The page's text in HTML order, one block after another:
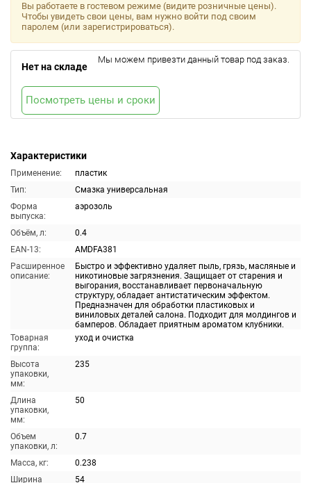
Характеристики
Применение:
пластик
Тип:
Смазка универсальная
Форма
выпуска:
аэрозоль
Объём, л:
0.4
EAN-13:
AMDFA381
Расширенное
описание:
Быстро и эффективно удаляет пыль, грязь, масляные и
никотиновые загрязнения. Защищает от старения и
выгорания, восстанавливает первоначальную
структуру, обладает антистатическим эффектом.
Предназначен для обработки пластиковых и
виниловых деталей салона. Подходит для молдингов и
бамперов. Обладает приятным ароматом клубники.
Товарная
группа:
уход и очистка
Высота
упаковки,
мм:
235
Длина
упаковки,
мм:
50
Объем
упаковки, л:
0.7
Масса, кг:
0.238
Ширина
54
Вы работаете в гостевом режиме (видите розничные цены).
Чтобы увидеть свои цены, вам нужно войти под своим
паролем (или зарегистрироваться).
Нет на складе
Мы можем привезти данный товар под заказ.
Посмотреть цены и сроки